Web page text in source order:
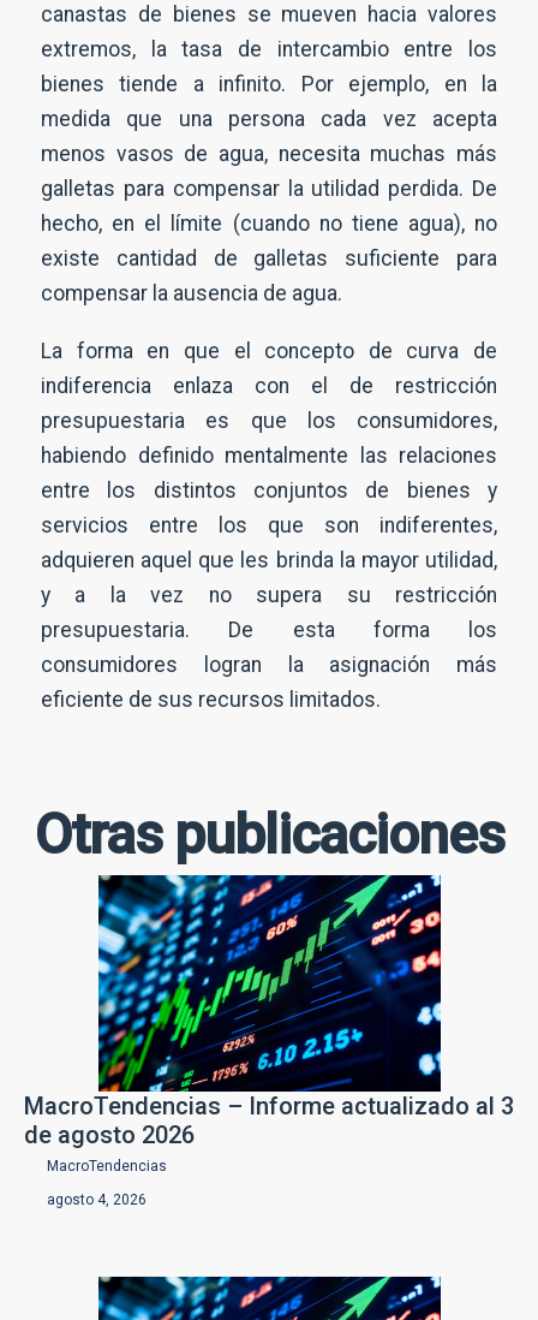
canastas de bienes se mueven hacia valores
extremos, la tasa de intercambio entre los
bienes tiende a infinito. Por ejemplo, en la
medida que una persona cada vez acepta
menos vasos de agua, necesita muchas más
galletas para compensar la utilidad perdida. De
hecho, en el límite (cuando no tiene agua), no
existe cantidad de galletas suficiente para
compensar la ausencia de agua.
La forma en que el concepto de curva de
indiferencia enlaza con el de restricción
presupuestaria es que los consumidores,
habiendo definido mentalmente las relaciones
entre los distintos conjuntos de bienes y
servicios entre los que son indiferentes,
adquieren aquel que les brinda la mayor utilidad,
y a la vez no supera su restricción
presupuestaria. De esta forma los
consumidores logran la asignación más
eficiente de sus recursos limitados.
Otras publicaciones
MacroTendencias – Informe actualizado al 3
de agosto 2026
MacroTendencias
agosto 4, 2026
N
o
m
b
r
e
*
E
m
p
r
e
s
a
E
m
a
i
l